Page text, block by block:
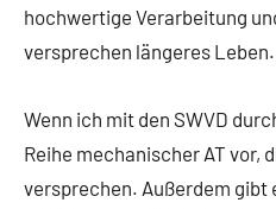
hochwertige Verarbeitung
versprechen längeres Leben.
Wenn ich mit den SWVD
Reihe mechanischer AT vor,
versprechen. Außerdem gibt